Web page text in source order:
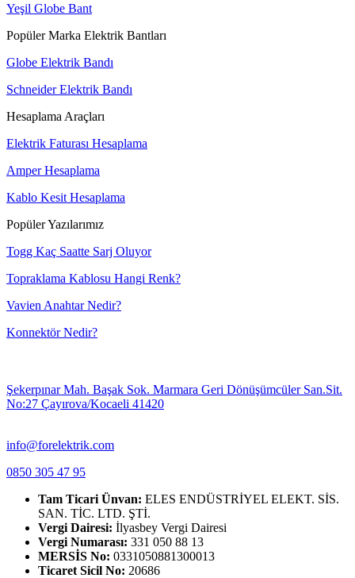
Yeşil Globe Bant
Popüler Marka Elektrik Bantları
Globe Elektrik Bandı
Schneider Elektrik Bandı
Hesaplama Araçları
Elektrik Faturası Hesaplama
Amper Hesaplama
Kablo Kesit Hesaplama
Popüler Yazılarımız
Togg Kaç Saatte Sarj Oluyor
Topraklama Kablosu Hangi Renk?
Vavien Anahtar Nedir?
Konnektör Nedir?
Şekerpınar Mah. Başak Sok. Marmara Geri Dönüşümcüler San.Sit.
No:27 Çayırova/Kocaeli 41420
info@forelektrik.com
0850 305 47 95
Tam Ticari Ünvan: ELES ENDÜSTRİYEL ELEKT. SİS.
SAN. TİC. LTD. ŞTİ.
Vergi Dairesi: İlyasbey Vergi Dairesi
Vergi Numarası: 331 050 88 13
MERSİS No: 0331050881300013
Ticaret Sicil No: 20686